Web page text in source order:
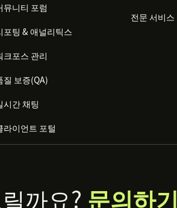
뮤니티 포럼
포팅 & 애널리틱스
크포스 관리
질 보증(QA)
시간 채팅
라이언트 포털
전문 서비스
까요? 문의하기